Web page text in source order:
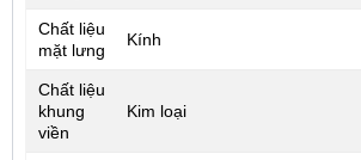
Chất liệu
mặt lưng
Kính
Chất liệu
khung
viền
Kim loại